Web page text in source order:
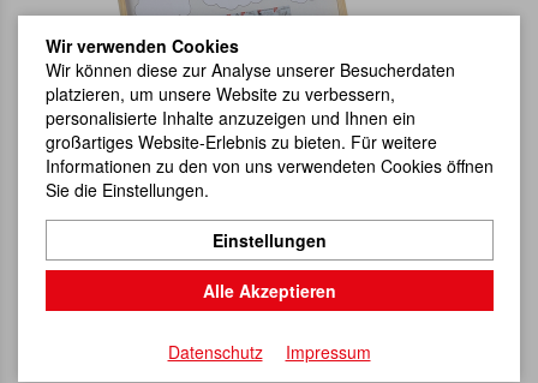
Wir verwenden Cookies
Wir können diese zur Analyse unserer Besucherdaten
platzieren, um unsere Website zu verbessern,
personalisierte Inhalte anzuzeigen und Ihnen ein
großartiges Website-Erlebnis zu bieten. Für weitere
Informationen zu den von uns verwendeten Cookies öffnen
Sie die Einstellungen.
Einstellungen
Alle Akzeptieren
Datenschutz Impressum